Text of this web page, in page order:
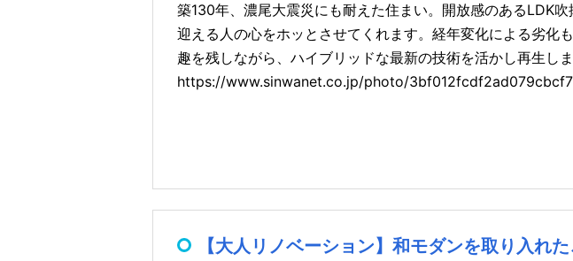
築130年、濃尾大震災にも耐えた住まい。開放感のあるLDK
迎える人の心をホッとさせてくれます。経年変化による劣化
趣を残しながら、ハイブリッドな最新の技術を活かし再生し
https://www.sinwanet.co.jp/photo/
【大人リノベーション】和モダンを取り入れ